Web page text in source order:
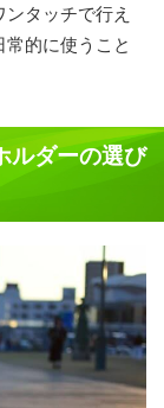
タッチで行え
的に使うこと